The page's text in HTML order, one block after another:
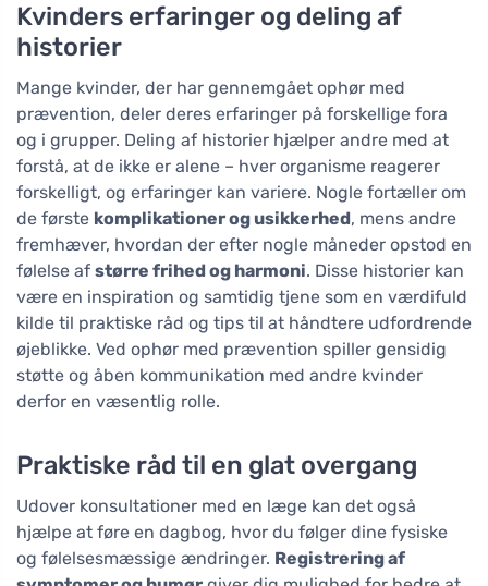
Kvinders erfaringer og deling af
historier
Mange kvinder, der har gennemgået ophør med
prævention, deler deres erfaringer på forskellige fora
og i grupper. Deling af historier hjælper andre med at
forstå, at de ikke er alene – hver organisme reagerer
forskelligt, og erfaringer kan variere. Nogle fortæller om
de første komplikationer og usikkerhed, mens andre
fremhæver, hvordan der efter nogle måneder opstod en
følelse af større frihed og harmoni. Disse historier kan
være en inspiration og samtidig tjene som en værdifuld
kilde til praktiske råd og tips til at håndtere udfordrende
øjeblikke. Ved ophør med prævention spiller gensidig
støtte og åben kommunikation med andre kvinder
derfor en væsentlig rolle.
Praktiske råd til en glat overgang
Udover konsultationer med en læge kan det også
hjælpe at føre en dagbog, hvor du følger dine fysiske
og følelsesmæssige ændringer. Registrering af